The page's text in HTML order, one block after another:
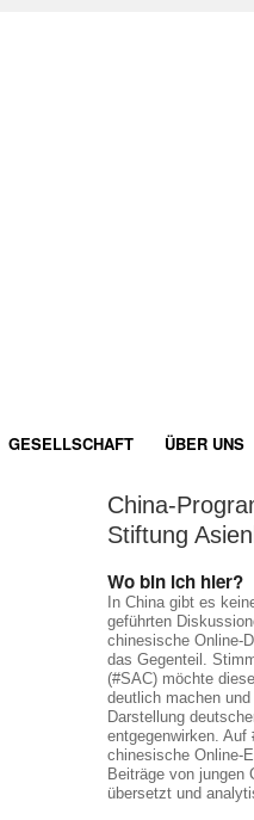
GESELLSCHAFT ÜBER UNS
China-
Stiftung
Wo bin ich hier?
In China gibt es
geführten
chinesische Online-
das Gegenteil.
(#SAC) möchte
deutlich machen
Darstellung
entgegenwirken. Auf
chinesische Online-
Beiträge von jungen
übersetzt und